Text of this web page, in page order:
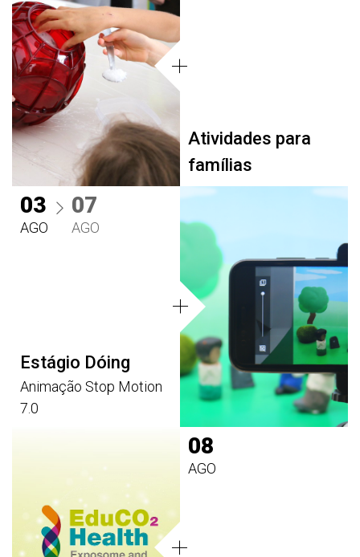
Atividades para
famílias
03
AGO
07
AGO
Estágio Dóing
Animação Stop Motion
7.0
08
AGO